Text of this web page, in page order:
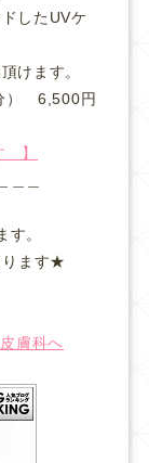
したUVケ
けます。
） 6,500円
】
。
ります★